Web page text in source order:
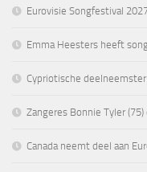
Eurovisie Songfestival
Emma Heesters heeft
Cypriotische
Zangeres Bonnie Tyler
Canada neemt deel aan